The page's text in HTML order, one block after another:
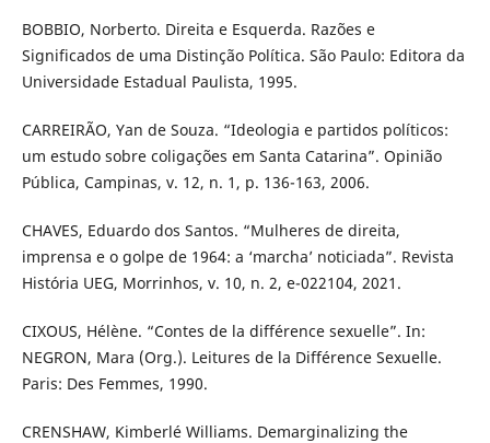
BOBBIO, Norberto. Direita e Esquerda. Razões e
Significados de uma Distinção Política. São Paulo: Editora da
Universidade Estadual Paulista, 1995.
CARREIRÃO, Yan de Souza. “Ideologia e partidos políticos:
um estudo sobre coligações em Santa Catarina”. Opinião
Pública, Campinas, v. 12, n. 1, p. 136-163, 2006.
CHAVES, Eduardo dos Santos. “Mulheres de direita,
imprensa e o golpe de 1964: a ‘marcha’ noticiada”. Revista
História UEG, Morrinhos, v. 10, n. 2, e-022104, 2021.
CIXOUS, Hélène. “Contes de la différence sexuelle”. In:
NEGRON, Mara (Org.). Leitures de la Différence Sexuelle.
Paris: Des Femmes, 1990.
CRENSHAW, Kimberlé Williams. Demarginalizing the